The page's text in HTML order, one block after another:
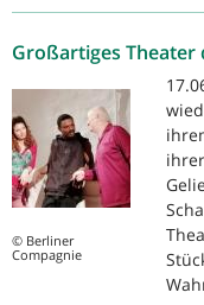
Großartiges Theater
© Berliner
Compagnie